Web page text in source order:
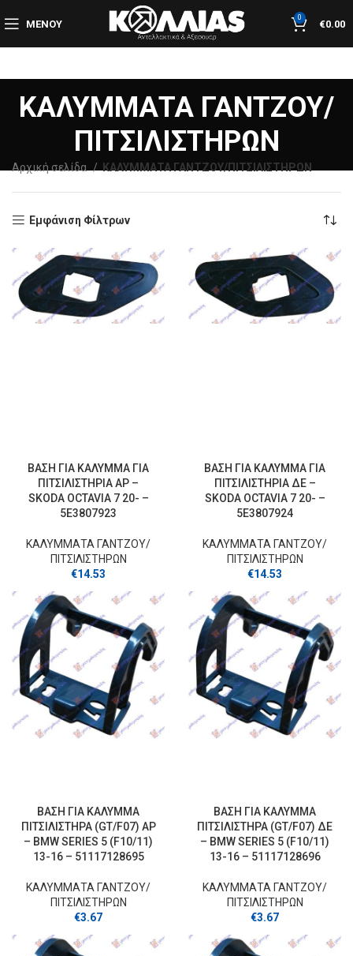
ΜΕΝΟΎ
0
€0.00
ΚΑΛΥΜΜΑΤΑ ΓΑΝΤΖOY/
ΠΙΤΣΙΛΙΣΤΗΡΩΝ
Αρχική σελίδα ΚΑΛΥΜΜΑΤΑ ΓΑΝΤΖOY/ΠΙΤΣΙΛΙΣΤΗΡΩΝ
Εμφάνιση Φίλτρων
ΒΑΣΗ ΓΙΑ ΚΑΛΥΜΜΑ ΓΙΑ
ΠΙΤΣΙΛΙΣΤΗΡΙΑ ΑΡ –
SKODA OCTAVIA 7 20- –
5E3807923
ΚΑΛΥΜΜΑΤΑ ΓΑΝΤΖOY/
ΠΙΤΣΙΛΙΣΤΗΡΩΝ
€14.53
ΒΑΣΗ ΓΙΑ ΚΑΛΥΜΜΑ ΓΙΑ
ΠΙΤΣΙΛΙΣΤΗΡΙΑ ΔΕ –
SKODA OCTAVIA 7 20- –
5E3807924
ΚΑΛΥΜΜΑΤΑ ΓΑΝΤΖOY/
ΠΙΤΣΙΛΙΣΤΗΡΩΝ
€14.53
ΒΑΣΗ ΓΙΑ ΚΑΛΥΜΜΑ
ΠΙΤΣΙΛΙΣΤΗΡΑ (GT/F07) ΑΡ
– BMW SERIES 5 (F10/11)
13-16 – 51117128695
ΚΑΛΥΜΜΑΤΑ ΓΑΝΤΖOY/
ΠΙΤΣΙΛΙΣΤΗΡΩΝ
€3.67
ΒΑΣΗ ΓΙΑ ΚΑΛΥΜΜΑ
ΠΙΤΣΙΛΙΣΤΗΡΑ (GT/F07) ΔΕ
– BMW SERIES 5 (F10/11)
13-16 – 51117128696
ΚΑΛΥΜΜΑΤΑ ΓΑΝΤΖOY/
ΠΙΤΣΙΛΙΣΤΗΡΩΝ
€3.67